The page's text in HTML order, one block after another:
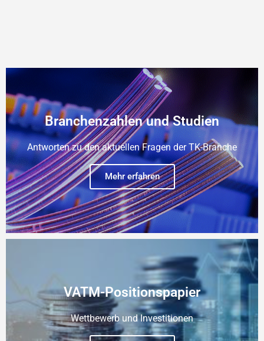
Branchenzahlen und Studien
Antworten zu den aktuellen Fragen der TK-Branche
Mehr erfahren
VATM-Positionspapier
Wettbewerb und Investitionen